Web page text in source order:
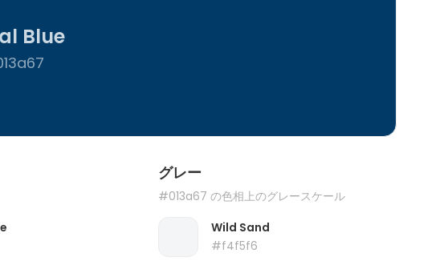
Blue
グレー
#013a67 の色相上のグレースケール
Wild Sand
#f4f5f6